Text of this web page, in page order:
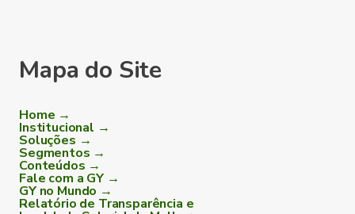
Mapa do Site
Home →
Institucional →
Soluções →
Segmentos →
Conteúdos →
Fale com a GY →
GY no Mundo →
Relatório de Transparência e